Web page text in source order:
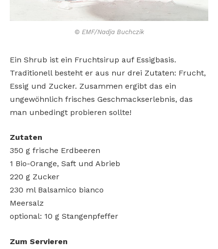
© EMF/Nadja Buchczik
Ein Shrub ist ein Fruchtsirup auf Essigbasis.
Traditionell besteht er aus nur drei Zutaten: Frucht,
Essig und Zucker. Zusammen ergibt das ein
ungewöhnlich frisches Geschmackserlebnis, das
man unbedingt probieren sollte!
Zutaten
350 g frische Erdbeeren
1 Bio-Orange, Saft und Abrieb
220 g Zucker
230 ml Balsamico bianco
Meersalz
optional: 10 g Stangenpfeffer
Zum Servieren